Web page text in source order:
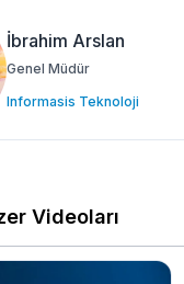
İbrahim Arslan
Genel Müdür
Informasis Teknoloji
Videoları